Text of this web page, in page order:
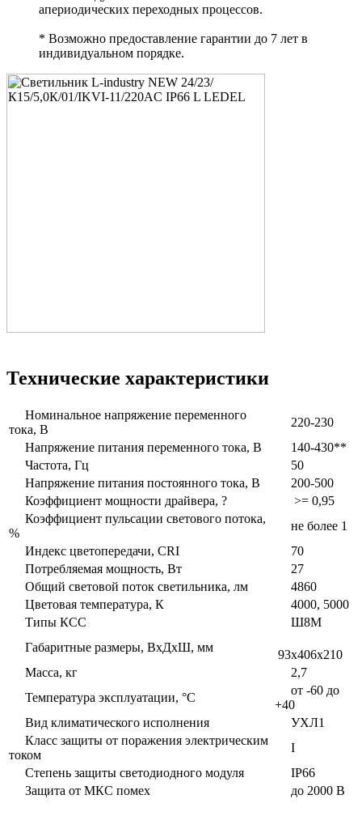
апериодических переходных процессов.
* Возможно предоставление гарантии до 7 лет в
индивидуальном порядке.
Технические характеристики
Номинальное напряжение переменного
тока, В
220-230
Напряжение питания переменного тока, В
140-430**
Частота, Гц
50
Напряжение питания постоянного тока, В
200-500
Коэффициент мощности драйвера, ?
>= 0,95
Коэффициент пульсации светового потока,
%
не более 1
Индекс цветопередачи, CRI
70
Потребляемая мощность, Вт
27
Общий световой поток светильника, лм
4860
Цветовая температура, К
4000, 5000
Типы КСС
Ш8М
Габаритные размеры, ВxДxШ, мм
93x406x210
Масса, кг
2,7
Температура эксплуатации, °С
от -60 до
+40
Вид климатического исполнения
УХЛ1
Класс защиты от поражения электрическим
током
I
Степень защиты светодиодного модуля
IP66
Защита от МКС помех
до 2000 В